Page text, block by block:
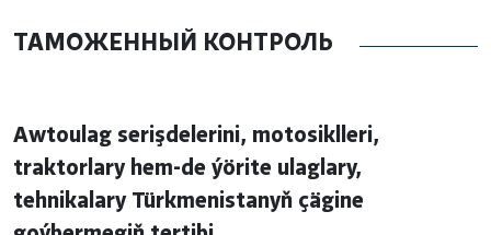
ТАМОЖЕННЫЙ КОНТРОЛЬ
Awtoulag serişdelerini, motosiklleri,
traktorlary hem-de ýörite ulaglary,
tehnikalary Türkmenistanyň çägine